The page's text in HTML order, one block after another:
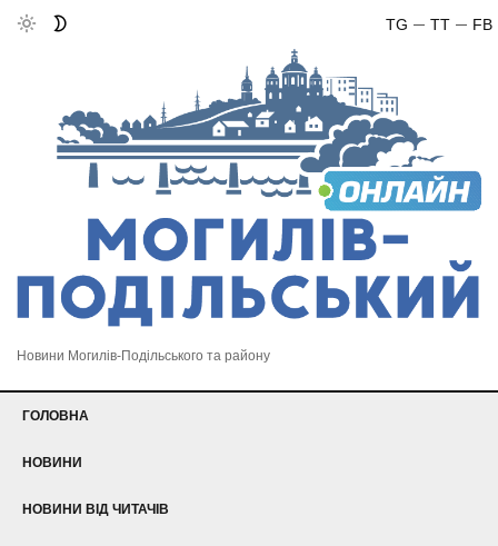
FB
TT
TG
Новини Могилів-Подільського та району
ГОЛОВНА
НОВИНИ
НОВИНИ ВІД ЧИТАЧІВ